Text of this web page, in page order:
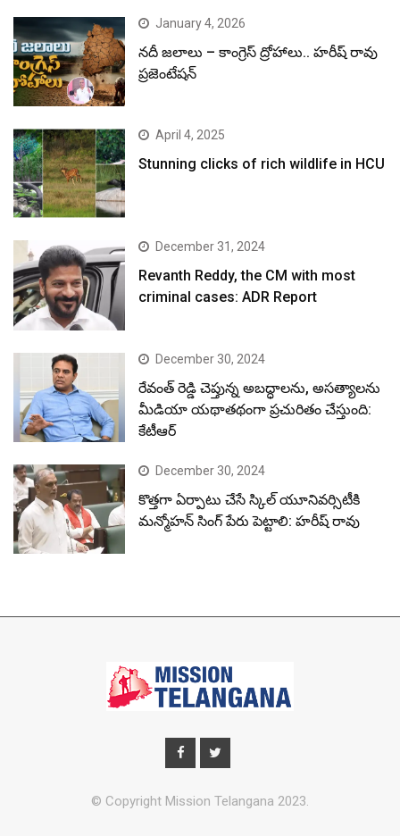
January 4, 2026
నదీ జలాలు – కాంగ్రెస్ ద్రోహాలు.. హరీష్ రావు
ప్రజెంటేషన్
April 4, 2025
Stunning clicks of rich wildlife in HCU
December 31, 2024
Revanth Reddy, the CM with most
criminal cases: ADR Report
December 30, 2024
రేవంత్ రెడ్డి చెప్తున్న అబద్ధాలను, అసత్యాలను
మీడియా యథాతథంగా ప్రచురితం చేస్తుంది:
కేటీఆర్
December 30, 2024
కొత్తగా ఏర్పాటు చేసే స్కిల్ యూనివర్సిటీకి
మన్మోహన్ సింగ్ పేరు పెట్టాలి: హరీష్ రావు
© Copyright Mission Telangana 2023.